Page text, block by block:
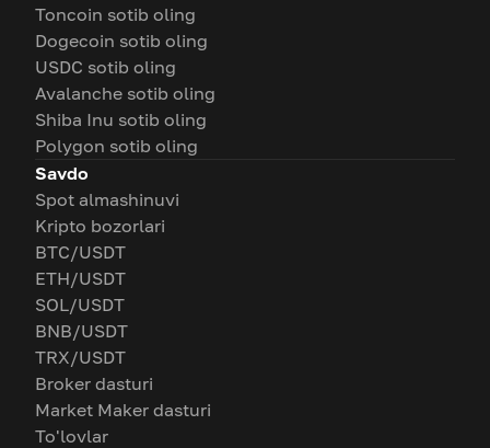
Toncoin sotib oling
Dogecoin sotib oling
USDC sotib oling
Avalanche sotib oling
Shiba Inu sotib oling
Polygon sotib oling
Savdo
Spot almashinuvi
Kripto bozorlari
BTC/USDT
ETH/USDT
SOL/USDT
BNB/USDT
TRX/USDT
Broker dasturi
Market Maker dasturi
To'lovlar